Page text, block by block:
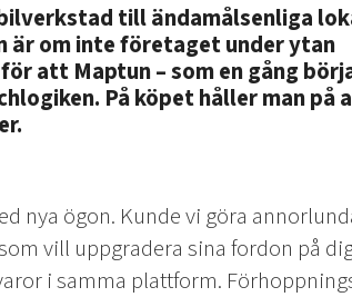
till ändamålsenliga
är om inte företaget under ytan
att Maptun – som en gång
På köpet håller man på
nya ögon. Kunde vi göra
vill uppgradera sina fordon på
i samma plattform.